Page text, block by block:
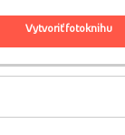
vytvoriť fotoknihu